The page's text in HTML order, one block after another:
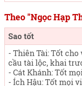
Theo "Ngọc Hạp
Sao tốt
- Thiên Tài: Tốt cho
cầu tài lộc, khai
- Cát Khánh: Tốt
- Ích Hậu: Tốt mọi